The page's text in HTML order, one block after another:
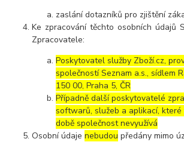
zaslání dotazníků pro zjištění
Ke zpracování těchto osobních údajů
Zpracovatele:
Poskytovatel služby Zboží.cz,
společností Seznam a.s., sídlem
150 00, Praha 5, ČR
Případně další poskytovatelé
softwarů, služeb a aplikací, které
době společnost nevyužívá
Osobní údajenebudou předány mimo